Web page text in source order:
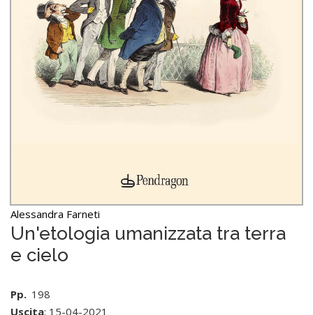
Alessandra Farneti
Un'etologia umanizzata tra terra
e cielo
Pp. 198
Uscita: 15-04-2021